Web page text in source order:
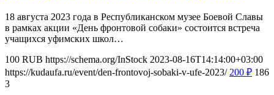
18 августа 2023 года в Республиканском музее Боевой Славы
в рамках акции «День фронтовой собаки» состоится встреча
учащихся уфимских школ…
100 RUB https://schema.org/InStock 2023-08-16T14:14:00+03:00
https://kudaufa.ru/event/den-frontovoj-sobaki-v-ufe-2023/ 200 ₽ 186
3